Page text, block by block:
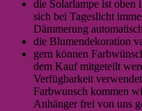
die Solarlampe ist
sich bei Tageslicht
Dämmerung
die Blumendekoration
gern können
dem Kauf mitgeteilt
Verfügbarkeit
Farbwunsch kommen
Anhänger frei von uns